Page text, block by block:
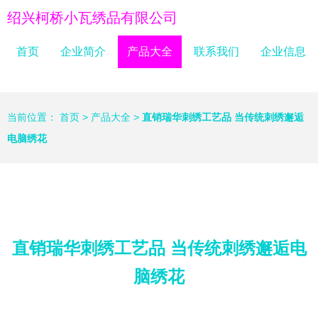
绍兴柯桥小瓦绣品有限公司
首页 企业简介 产品大全 联系我们 企业信息
当前位置： 首页 > 产品大全 > 直销瑞华刺绣工艺品 当传统刺绣邂逅
电脑绣花
直销瑞华刺绣工艺品 当传统刺绣邂逅电
脑绣花